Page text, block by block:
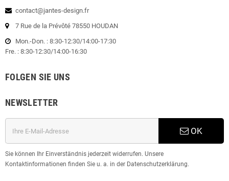
contact@jantes-design.fr
7 Rue de la Prévôté 78550 HOUDAN
Mon.-Don. : 8:30-12:30/14:00-17:30
Fre. : 8:30-12:30/14:00-16:30
FOLGEN SIE UNS
NEWSLETTER
OK
Sie können Ihr Einverständnis jederzeit widerrufen. Unsere
Kontaktinformationen finden Sie u. a. in der Datenschutzerklärung.